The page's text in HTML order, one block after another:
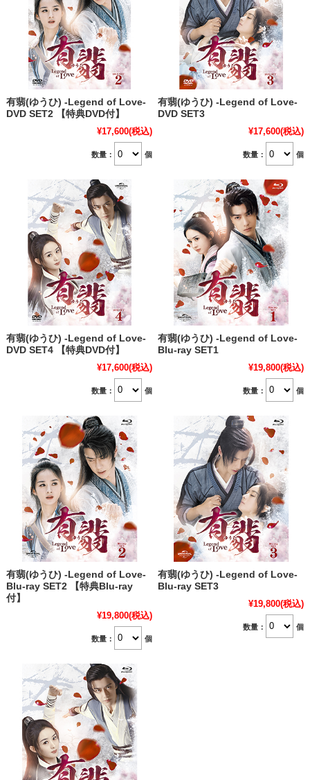
有翡(ゆうひ) -Legend of Love-
DVD SET2 【特典DVD付】
¥17,600(税込)
数量： 個
有翡(ゆうひ) -Legend of Love-
DVD SET3
¥17,600(税込)
数量： 個
有翡(ゆうひ) -Legend of Love-
DVD SET4 【特典DVD付】
¥17,600(税込)
数量： 個
有翡(ゆうひ) -Legend of Love-
Blu-ray SET1
¥19,800(税込)
数量： 個
有翡(ゆうひ) -Legend of Love-
Blu-ray SET2 【特典Blu-ray
付】
¥19,800(税込)
数量： 個
有翡(ゆうひ) -Legend of Love-
Blu-ray SET3
¥19,800(税込)
数量： 個